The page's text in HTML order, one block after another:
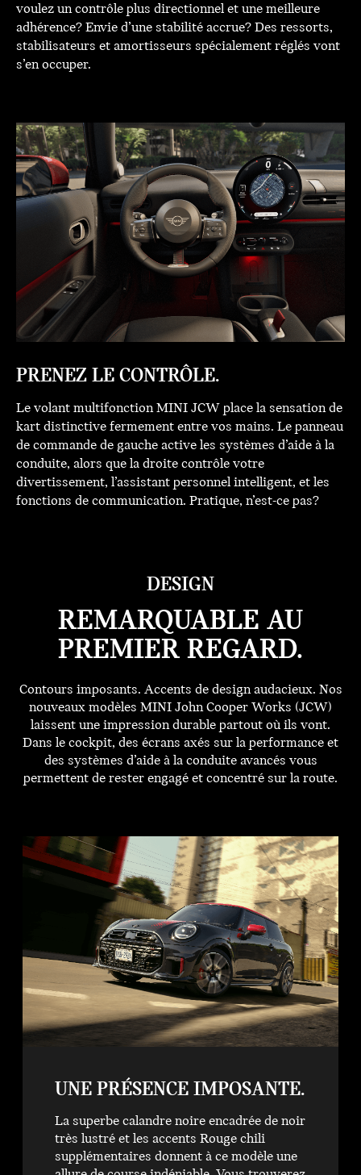
voulez un contrôle plus directionnel et une meilleure
adhérence? Envie d’une stabilité accrue? Des ressorts,
stabilisateurs et amortisseurs spécialement réglés vont
s’en occuper.
PRENEZ LE CONTRÔLE.
Le volant multifonction MINI JCW place la sensation de
kart distinctive fermement entre vos mains. Le panneau
de commande de gauche active les systèmes d’aide à la
conduite, alors que la droite contrôle votre
divertissement, l’assistant personnel intelligent, et les
fonctions de communication. Pratique, n’est-ce pas?
DESIGN
REMARQUABLE AU
PREMIER REGARD.
Contours imposants. Accents de design audacieux. Nos
nouveaux modèles MINI John Cooper Works (JCW)
laissent une impression durable partout où ils vont.
Dans le cockpit, des écrans axés sur la performance et
des systèmes d’aide à la conduite avancés vous
permettent de rester engagé et concentré sur la route.
UNE PRÉSENCE IMPOSANTE.
La superbe calandre noire encadrée de noir
très lustré et les accents Rouge chili
supplémentaires donnent à ce modèle une